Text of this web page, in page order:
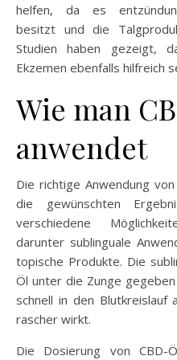
helfen, da es
besitzt und die
Studien haben gezeigt,
Ekzemen ebenfalls hilfreich
Wie man
anwendet
Die richtige Anwendung
die gewünschten
verschiedene
darunter sublinguale
topische Produkte. Die
Öl unter die Zunge
schnell in den Blutkreislauf
rascher wirkt.
Die Dosierung von CBD-